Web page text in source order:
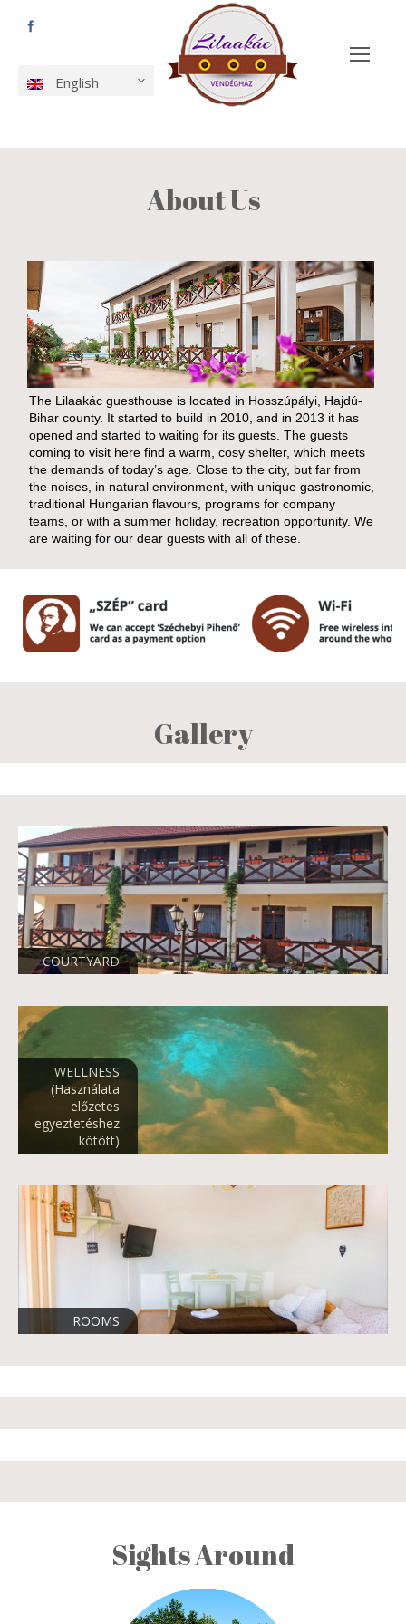
English
About Us
The Lilaakác guesthouse is located in Hosszúpályi, Hajdú-
Bihar county. It started to build in 2010, and in 2013 it has
opened and started to waiting for its guests. The guests
coming to visit here find a warm, cosy shelter, which meets
the demands of today’s age. Close to the city, but far from
the noises, in natural environment, with unique gastronomic,
traditional Hungarian flavours, programs for company
teams, or with a summer holiday, recreation opportunity. We
are waiting for our dear guests with all of these.
Gallery
COURTYARD
WELLNESS
(Használata
előzetes
egyeztetéshez
kötött)
ROOMS
Sights Around